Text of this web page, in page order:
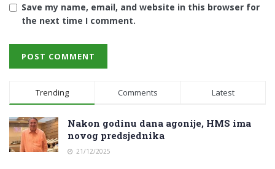
Save my name, email, and website in this browser for
the next time I comment.
Trending Comments Latest
Nakon godinu dana agonije, HMS ima
novog predsjednika
21/12/2025